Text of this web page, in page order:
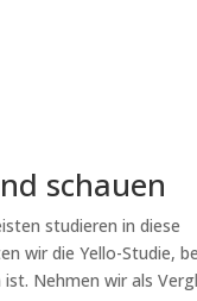
schauen
studieren in diese
wir die Yello-Studie,
Nehmen wir als